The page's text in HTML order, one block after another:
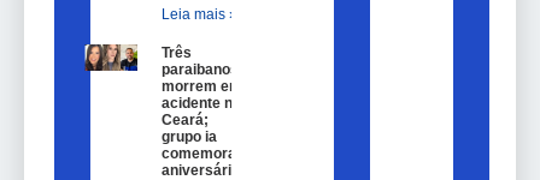
Leia mais »
Três
paraibanos
morrem em
acidente no
Ceará;
grupo ia
comemorar
aniversário